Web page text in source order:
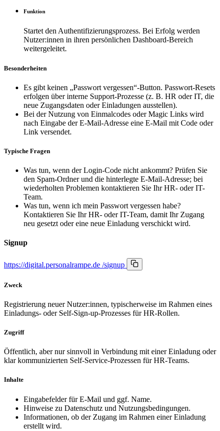
Funktion
Startet den Authentifizierungsprozess. Bei Erfolg werden
Nutzer:innen in ihren persönlichen Dashboard-Bereich
weitergeleitet.
Besonderheiten
Es gibt keinen „Passwort vergessen“-Button. Passwort-Resets
erfolgen über interne Support-Prozesse (z. B. HR oder IT, die
neue Zugangsdaten oder Einladungen ausstellen).
Bei der Nutzung von Einmalcodes oder Magic Links wird
nach Eingabe der E-Mail-Adresse eine E-Mail mit Code oder
Link versendet.
Typische Fragen
Was tun, wenn der Login-Code nicht ankommt? Prüfen Sie
den Spam-Ordner und die hinterlegte E-Mail-Adresse; bei
wiederholten Problemen kontaktieren Sie Ihr HR- oder IT-
Team.
Was tun, wenn ich mein Passwort vergessen habe?
Kontaktieren Sie Ihr HR- oder IT-Team, damit Ihr Zugang
neu gesetzt oder eine neue Einladung verschickt wird.
Signup
https://digital.personalrampe.de /signup
Zweck
Registrierung neuer Nutzer:innen, typischerweise im Rahmen eines
Einladungs- oder Self-Sign-up-Prozesses für HR-Rollen.
Zugriff
Öffentlich, aber nur sinnvoll in Verbindung mit einer Einladung oder
klar kommunizierten Self-Service-Prozessen für HR-Teams.
Inhalte
Eingabefelder für E-Mail und ggf. Name.
Hinweise zu Datenschutz und Nutzungsbedingungen.
Informationen, ob der Zugang im Rahmen einer Einladung
erstellt wird.